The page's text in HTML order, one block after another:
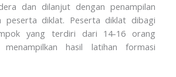
dan dilanjut dengan penampilan
peserta diklat. Peserta diklat dibagi
yang terdiri dari 14-16 orang
hasil latihan formasi